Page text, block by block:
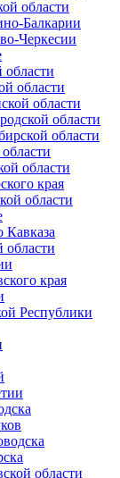
области
Балкарии
Черкесии
области
области
области
области
области
края
области
Кавказа
области
края
Республики
области